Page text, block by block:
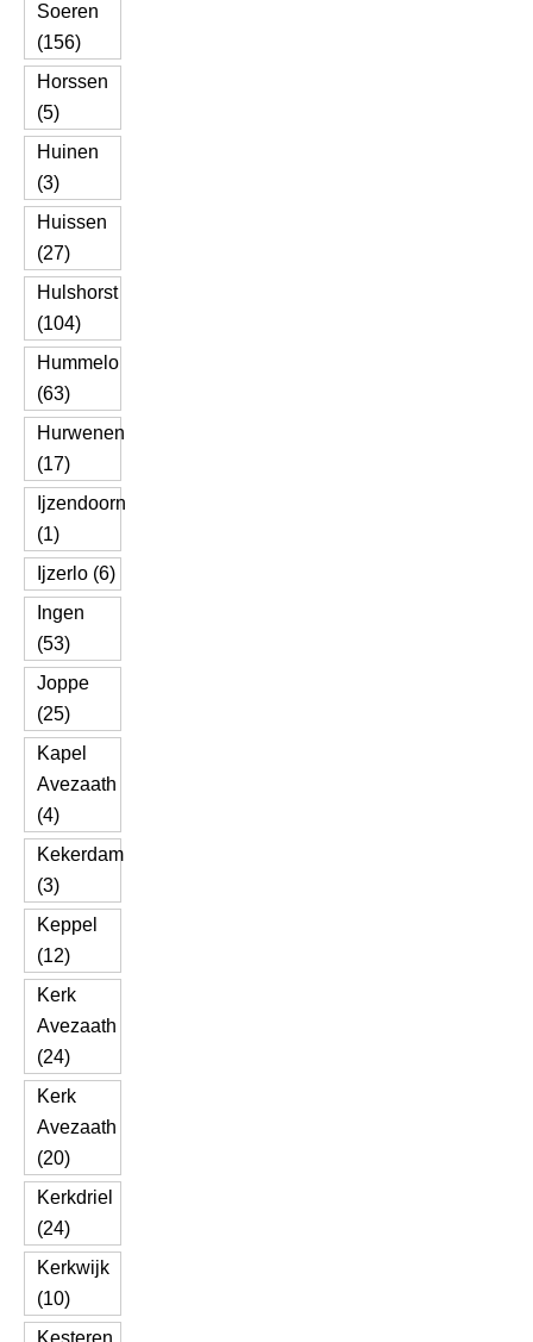
Soeren
(156)
Horssen
(5)
Huinen
(3)
Huissen
(27)
Hulshorst
(104)
Hummelo
(63)
Hurwenen
(17)
Ijzendoorn
(1)
Ijzerlo (6)
Ingen
(53)
Joppe
(25)
Kapel
Avezaath
(4)
Kekerdam
(3)
Keppel
(12)
Kerk
Avezaath
(24)
Kerk
Avezaath
(20)
Kerkdriel
(24)
Kerkwijk
(10)
Kesteren